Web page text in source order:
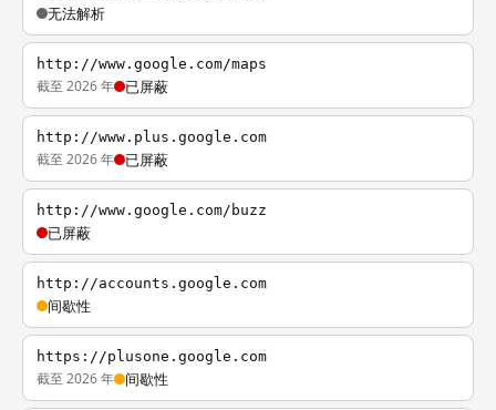
无法解析
http://www.google.com/maps
截至 2026 年 已屏蔽
http://www.plus.google.com
截至 2026 年 已屏蔽
http://www.google.com/buzz
已屏蔽
http://accounts.google.com
间歇性
https://plusone.google.com
截至 2026 年 间歇性